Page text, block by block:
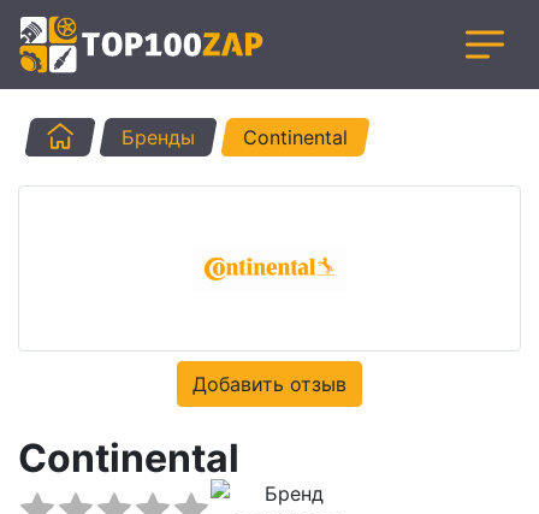
ГлавнаяБренды Continental
Добавить отзыв
Continental